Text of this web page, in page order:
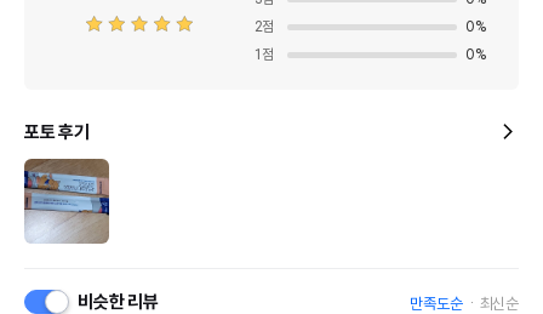
2점 0%
1 점 0%
포토 후기
비슷한 리뷰 만족도순 최신순